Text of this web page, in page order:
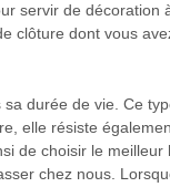
servir de décoration
clôture dont vous
durée de vie. Ce
elle résiste
de choisir le
chez nous.